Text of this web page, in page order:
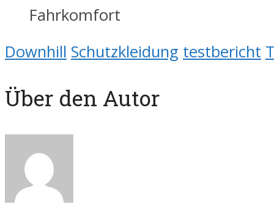
Fahrkomfort
Downhill Schutzkleidung testbericht
Über den Autor